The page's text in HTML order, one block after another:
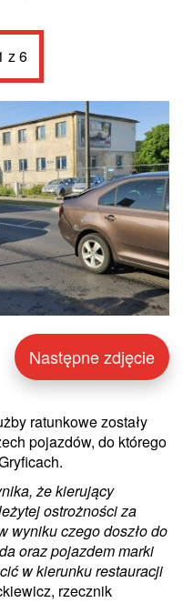
z 6
Następne zdjęcie
ratunkowe zostały
pojazdów, do którego
że kierujący
ostrożności za
wyniku czego doszło do
oraz pojazdem marki
w kierunku restauracji
rzecznik